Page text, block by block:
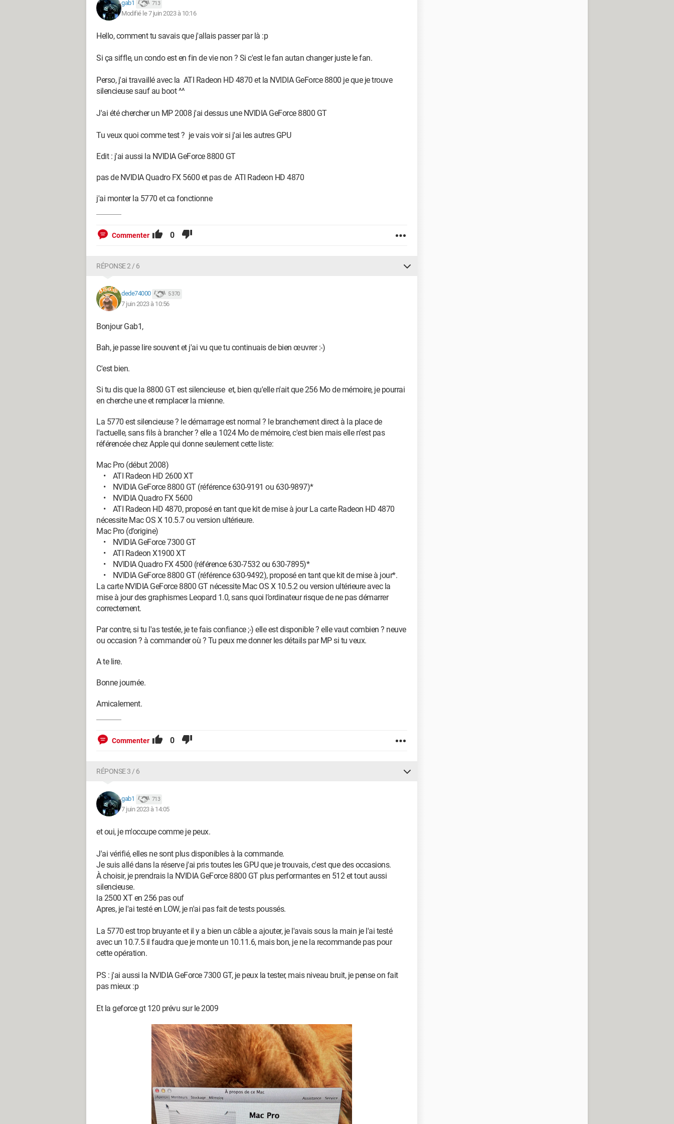
Macintosh / Firefox 78.0
Quand c'est urgent, il est déjà trop tard (Talleyrand)
gab1 713
Modifié le 7 juin 2023 à 10:16
Hello, comment tu savais que j'allais passer par là :p
Si ça siffle, un condo est en fin de vie non ? Si c'est le fan autan changer juste le fan.
Perso, j'ai travaillé avec la ATI Radeon HD 4870 et la NVIDIA GeForce 8800 je que je trouve
silencieuse sauf au boot ^^
J'ai été chercher un MP 2008 j'ai dessus une NVIDIA GeForce 8800 GT
Tu veux quoi comme test ? je vais voir si j'ai les autres GPU
Edit : j'ai aussi la NVIDIA GeForce 8800 GT
pas de NVIDIA Quadro FX 5600 et pas de ATI Radeon HD 4870
j'ai monter la 5770 et ca fonctionne
Commenter 0
RÉPONSE 2 / 6
dede74000 5 370
7 juin 2023 à 10:56
Bonjour Gab1,
Bah, je passe lire souvent et j'ai vu que tu continuais de bien œuvrer :-)
C'est bien.
Si tu dis que la 8800 GT est silencieuse et, bien qu'elle n'ait que 256 Mo de mémoire, je pourrai
en cherche une et remplacer la mienne.
La 5770 est silencieuse ? le démarrage est normal ? le branchement direct à la place de
l'actuelle, sans fils à brancher ? elle a 1024 Mo de mémoire, c'est bien mais elle n'est pas
référencée chez Apple qui donne seulement cette liste:
Mac Pro (début 2008)
• ATI Radeon HD 2600 XT
• NVIDIA GeForce 8800 GT (référence 630-9191 ou 630-9897)*
• NVIDIA Quadro FX 5600
• ATI Radeon HD 4870, proposé en tant que kit de mise à jour La carte Radeon HD 4870
nécessite Mac OS X 10.5.7 ou version ultérieure.
Mac Pro (d’origine)
• NVIDIA GeForce 7300 GT
• ATI Radeon X1900 XT
• NVIDIA Quadro FX 4500 (référence 630-7532 ou 630-7895)*
• NVIDIA GeForce 8800 GT (référence 630-9492), proposé en tant que kit de mise à jour*.
La carte NVIDIA GeForce 8800 GT nécessite Mac OS X 10.5.2 ou version ultérieure avec la
mise à jour des graphismes Leopard 1.0, sans quoi l’ordinateur risque de ne pas démarrer
correctement.
Par contre, si tu l'as testée, je te fais confiance ;-) elle est disponible ? elle vaut combien ? neuve
ou occasion ? à commander où ? Tu peux me donner les détails par MP si tu veux.
A te lire.
Bonne journée.
Amicalement.
Commenter 0
RÉPONSE 3 / 6
gab1 713
7 juin 2023 à 14:05
et oui, je m'occupe comme je peux.
J'ai vérifié, elles ne sont plus disponibles à la commande.
Je suis allé dans la réserve j'ai pris toutes les GPU que je trouvais, c'est que des occasions.
À choisir, je prendrais la NVIDIA GeForce 8800 GT plus performantes en 512 et tout aussi
silencieuse.
la 2500 XT en 256 pas ouf
Apres, je l'ai testé en LOW, je n'ai pas fait de tests poussés.
La 5770 est trop bruyante et il y a bien un câble a ajouter, je l'avais sous la main je l'ai testé
avec un 10.7.5 il faudra que je monte un 10.11.6, mais bon, je ne la recommande pas pour
cette opération.
PS : j'ai aussi la NVIDIA GeForce 7300 GT, je peux la tester, mais niveau bruit, je pense on fait
pas mieux :p
Et la geforce gt 120 prévu sur le 2009